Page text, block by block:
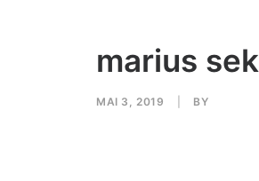
marius
MAI 3, 2019 BY